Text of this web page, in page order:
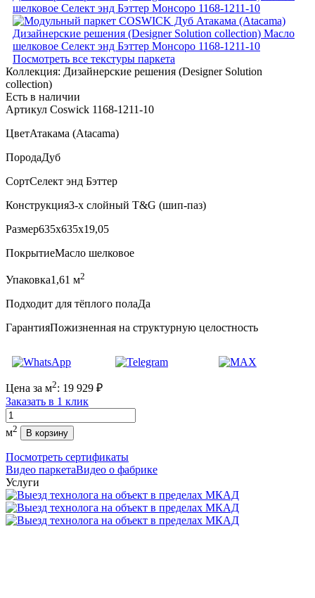
Посмотреть все текстуры паркета
Коллекция: Дизайнерские решения (Designer Solution
collection)
Есть в наличии
Артикул Coswick 1168-1211-10
ЦветАтакама (Atacama)
ПородаДуб
СортСелект энд Бэттер
Конструкция3-х слойный T&G (шип-паз)
Размер635x635x19,05
ПокрытиеМасло шелковое
Упаковка1,61 м2
Подходит для тёплого полаДа
ГарантияПожизненная на структурную целостность
Цена за м2: 19 929 ₽
Заказать в 1 клик
Количество
м2 В корзину
Посмотреть сертификаты
Видео паркетаВидео о фабрике
Услуги